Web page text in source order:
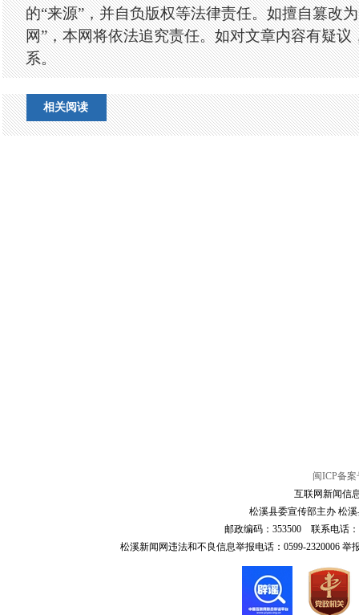
的“来源”，并自负版权等法律责任。如擅自篡改
网”，本网将依法追究责任。如对文章内容有疑议
系。
相关阅读
闽ICP备案
互联网新闻信
松溪县委宣传部主办 松
邮政编码：353500 联系电话：
松溪新闻网违法和不良信息举报电话：0599-2320006 举